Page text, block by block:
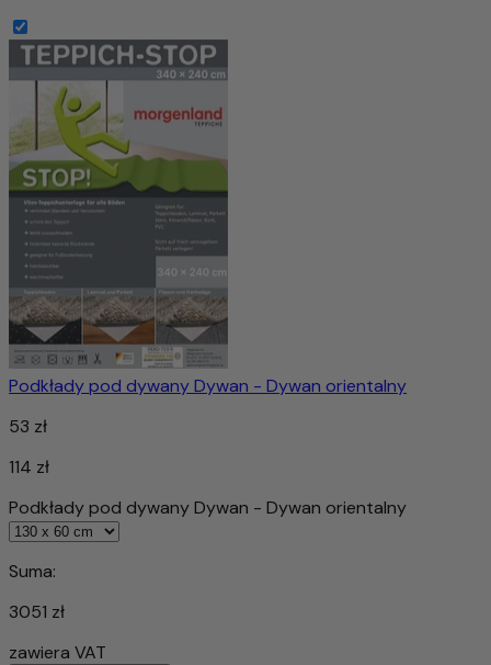
Podkłady pod dywany Dywan - Dywan orientalny
53 zł
114 zł
Podkłady pod dywany Dywan - Dywan orientalny
Suma:
3051 zł
zawiera VAT